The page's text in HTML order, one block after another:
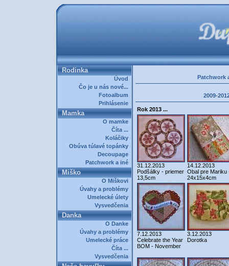
Rodinka
Úvod
Čo je u nás nové...
Fotoalbum
Prihlásenie
Mamka
O mamke
Číta ...
Koláčiky
Obúva túlavé topánky
Decoupage
Patchwork a iné
Miško
O Miškovi
Úvahy a problémy
Umelecké úlety
Vysvedčenia
Danka
O Danke
Úvahy a problémy
Umelecké práce
Číta ...
Vysvedčenia
Patchwork
2009-
Rok 2013 ...
31.12.2013
Podšálky - priemer
13,5cm
14.12.2013
Obal pre Mariku
24x15x4cm
7.12.2013
Celebrate the Year
BOM - November
3.12.2013
Dorotka